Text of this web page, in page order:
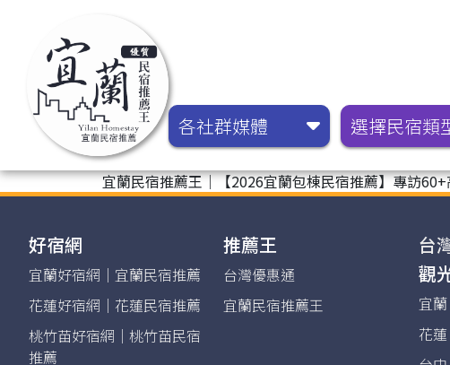
各社群媒體 選擇民宿類
宜蘭民宿推薦王｜【2026宜蘭包棟民宿推薦】專訪
好宿網
宜蘭好宿網｜宜蘭民宿推薦
花蓮好宿網｜花蓮民宿推薦
桃竹苗好宿網｜桃竹苗民宿
推薦
推薦王
台灣優惠通
宜蘭民宿推薦王
台
觀
宜蘭
花蓮